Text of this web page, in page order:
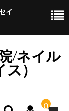
イ
/ネイル
）
0